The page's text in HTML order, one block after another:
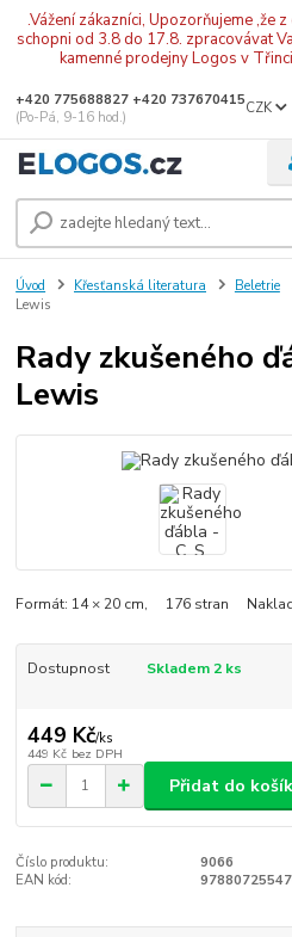
.Vážení zákazníci, Upozorňujeme ,že
schopni od 3.8 do 17.8. zpracovávat
kamenné prodejny Logos v
CZK
+420 775688827 +420 737670415
(Po-Pá, 9-16 hod.)
Úvod Křesťanská literatura Beletrie
Lewis
Rady zkušeného
Lewis
Formát: 14 × 20 cm, 176 stran
Dostupnost Skladem 2 ks
449 Kč/ks
449 Kč bez DPH
Přidat do
Číslo produktu:
9066
EAN kód: